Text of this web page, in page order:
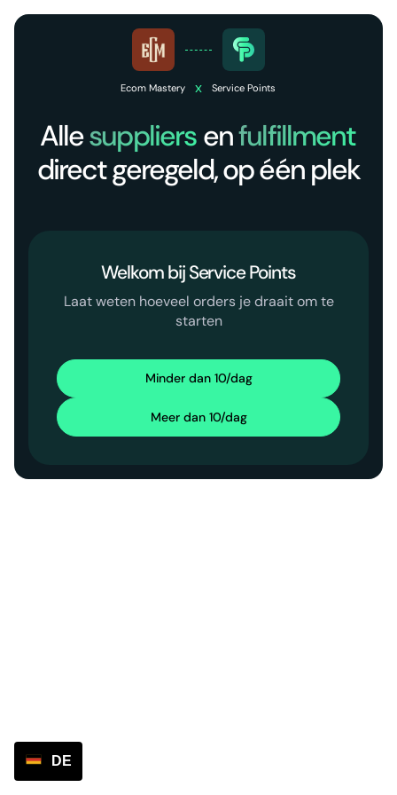
Ecom Mastery x Service Points
Allesuppliers enfulfillment
direct geregeld, op één plek
Welkom bij Service Points
Laat weten hoeveel orders je draait om te
starten
Minder dan 10/dag
Meer dan 10/dag
DE